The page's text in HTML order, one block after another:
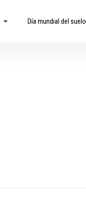
Día mundial del suelo